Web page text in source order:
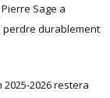
Sage a
perdre durablement
2026 restera